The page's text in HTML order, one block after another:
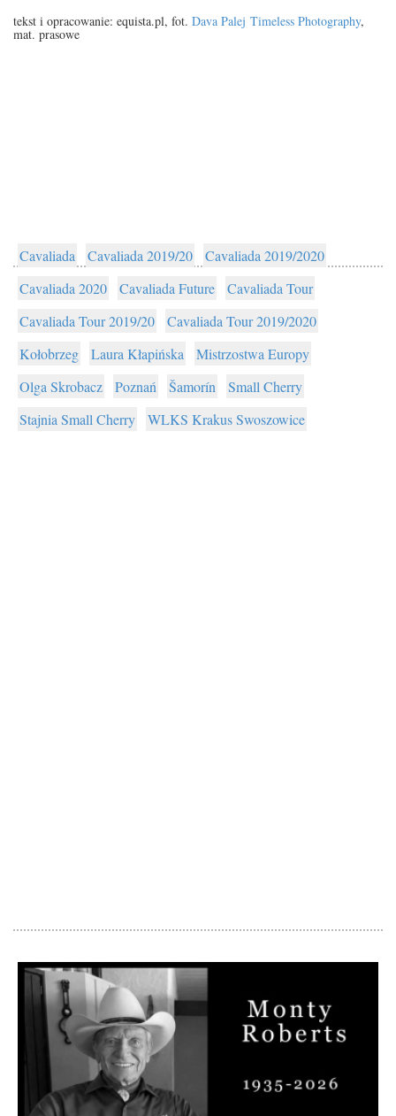
tekst i opracowanie: equista.pl, fot. Dava Palej Timeless Photography,
mat. prasowe
Cavaliada Cavaliada 2019/20
Cavaliada 2019/2020
Cavaliada 2020
Cavaliada Future
Cavaliada Tour
Cavaliada Tour 2019/20
Cavaliada Tour 2019/2020
Kołobrzeg
Laura Kłapińska
Mistrzostwa Europy
Olga Skrobacz
Poznań Šamorín
Small Cherry
Stajnia Small Cherry
WLKS Krakus Swoszowice